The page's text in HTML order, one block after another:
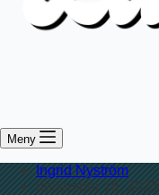
Meny
Ingrid Nyström
december 16, 2025